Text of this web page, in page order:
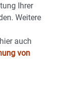
Ihrer
Weitere
auch
von